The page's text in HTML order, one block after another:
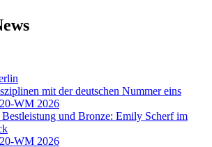
mit der deutschen Nummer eins
WM 2026
Bestleistung und Bronze: Emily Scherf im
WM 2026